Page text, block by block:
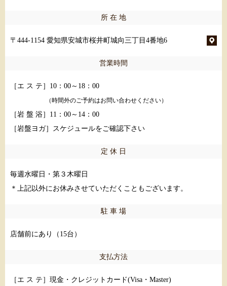
所 在 地
〒444-1154 愛知県安城市桜井町城向三丁目4番地6
営業時間
［エ ス テ］10：00～18：00
（時間外のご予約はお問い合わせください）
［岩 盤 浴］11：00～14：00
［岩盤ヨガ］スケジュールをご確認下さい
定 休 日
毎週水曜日・第３木曜日
＊上記以外にお休みさせていただくこともございます。
駐 車 場
店舗前にあり（15台）
支払方法
［エ ス テ］現金・クレジットカード(Visa・Master)